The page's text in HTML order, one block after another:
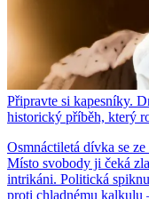
Připravte si kapesníky.
historický příběh, který
Osmnáctiletá dívka se
Místo svobody ji čeká
intrikáni. Politická
proti chladnému kalkulu